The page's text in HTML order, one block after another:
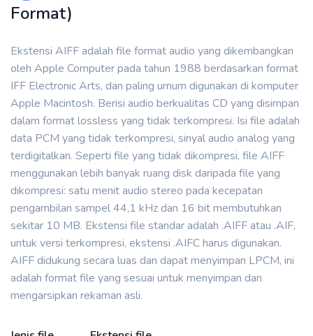
Format)
Ekstensi AIFF adalah file format audio yang dikembangkan
oleh Apple Computer pada tahun 1988 berdasarkan format
IFF Electronic Arts, dan paling umum digunakan di komputer
Apple Macintosh. Berisi audio berkualitas CD yang disimpan
dalam format lossless yang tidak terkompresi. Isi file adalah
data PCM yang tidak terkompresi, sinyal audio analog yang
terdigitalkan. Seperti file yang tidak dikompresi, file AIFF
menggunakan lebih banyak ruang disk daripada file yang
dikompresi: satu menit audio stereo pada kecepatan
pengambilan sampel 44,1 kHz dan 16 bit membutuhkan
sekitar 10 MB. Ekstensi file standar adalah .AIFF atau .AIF,
untuk versi terkompresi, ekstensi .AIFC harus digunakan.
AIFF didukung secara luas dan dapat menyimpan LPCM, ini
adalah format file yang sesuai untuk menyimpan dan
mengarsipkan rekaman asli.